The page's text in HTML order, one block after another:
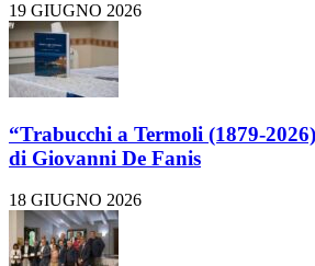
19 GIUGNO 2026
“Trabucchi a Termoli (1879-
di Giovanni De Fanis
18 GIUGNO 2026